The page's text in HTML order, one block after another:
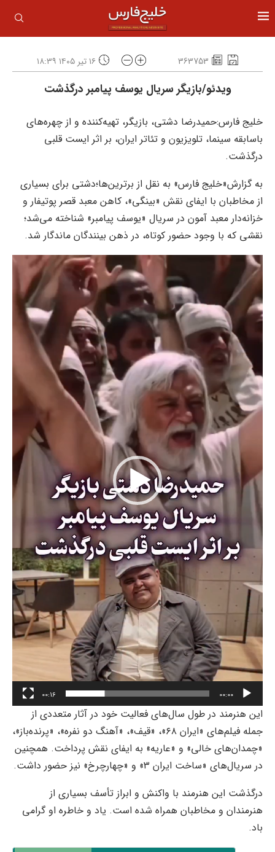
363753 ۱۶ تیر ۱۴۰۵ ۱۸:۳۹
ویدئو/بازیگر سریال یوسف پیامبر درگذشت
خلیج فارس:حمیدرضا دشتی، بازیگر، تهیه‌کننده و از چهره‌های
باسابقه سینما، تلویزیون و تئاتر ایران، بر اثر ایست قلبی
درگذشت.
به گزارش«خلیج فارس» به نقل از برترین‌ها؛دشتی برای بسیاری
از مخاطبان با ایفای نقش «بینگی»، کاهن معبد قصر پوتیفار و
خزانه‌دار معبد آمون در سریال «یوسف پیامبر» شناخته می‌شد؛
نقشی که با وجود حضور کوتاه، در ذهن بینندگان ماندگار شد.
نمایشگر
ویدیو
00:00
00:16
این هنرمند در طول سال‌های فعالیت خود در آثار متعددی از
جمله فیلم‌های «ایران ۶۸»، «قیف»، «آهنگ دو نفره»، «پرنده‌باز»،
«چمدان‌های خالی» و «عاریه» به ایفای نقش پرداخت. همچنین
در سریال‌های «ساخت ایران ۳» و «چهارچرخ» نیز حضور داشت.
درگذشت این هنرمند با واکنش و ابراز تأسف بسیاری از
هنرمندان و مخاطبان همراه شده است. یاد و خاطره او گرامی
باد.